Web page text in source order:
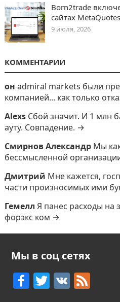
Born2trade
сайтах MetaQuotes
9 июля, 2026
КОММЕНТАРИИ
он admiral markets были
компанией... как только
Alexs Сбой значит. И 1 млн
ауту. Совпадение. →
Смирнов Александр Мы
бессмысленной
Дмитрий Мне кажется,
части произносимых ими
Гемелл Я панес расходы на
форэкс ком →
Мы в соц сетях
F T V F